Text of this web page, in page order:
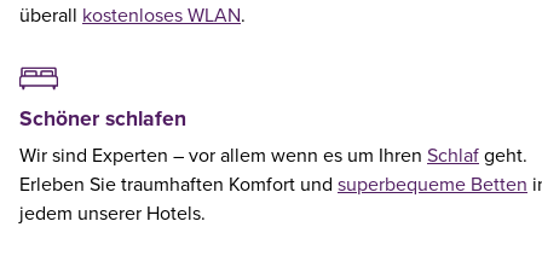
überall kostenloses WLAN.
Schöner schlafen
Wir sind Experten – vor allem wenn es um Ihren Schlaf geht.
Erleben Sie traumhaften Komfort und superbequeme Betten
jedem unserer Hotels.